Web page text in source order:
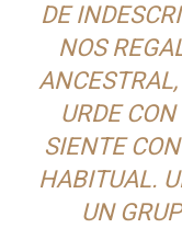
DE
NOS
URDE
SIENTE
HABITUAL.
UN